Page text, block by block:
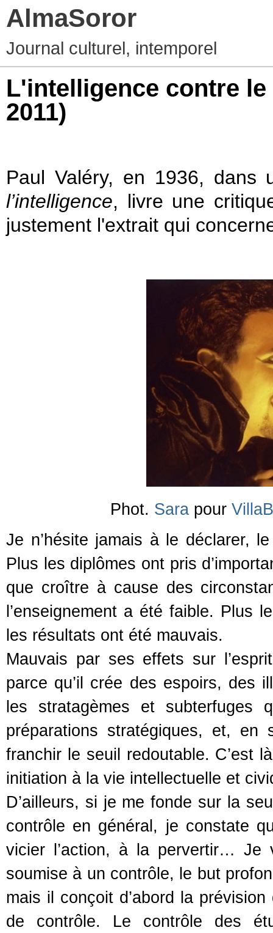
AlmaSoror
Journal culturel, intemporel
L'intelligence contre
2011)
Paul Valéry, en 1936, dans
l’intelligence, livre une
justement l'extrait qui
Phot. Sarapour
Je n’hésite jamais à le déclarer,
Plus les diplômes ont pris
que croître à cause des
l’enseignement a été faible. Plus
les résultats ont été mauvais.
Mauvais par ses effets sur
parce qu’il crée des espoirs, des
les stratagèmes et subterfuges
préparations stratégiques, et, en
franchir le seuil redoutable. C’est
initiation à la vie intellectuelle et
D’ailleurs, si je me fonde sur la
contrôle en général, je constate
vicier l’action, à la pervertir… Je
soumise à un contrôle, le but
mais il conçoit d’abord la
de contrôle. Le contrôle des